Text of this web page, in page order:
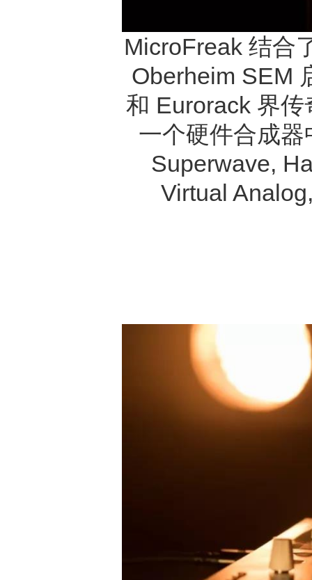
MicroFreak 结合
Oberheim SEM
和 Eurorack 界
一个硬件合成
Superwave,
Virtual